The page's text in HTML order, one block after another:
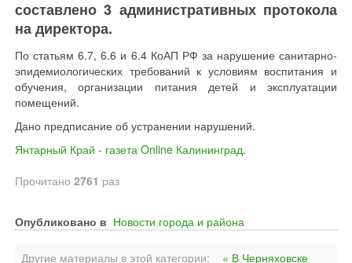
составлено 3 административных протокола
на директора.
По статьям 6.7, 6.6 и 6.4 КоАП РФ за нарушение санитарно-
эпидемиологических требований к условиям воспитания и
обучения, организации питания детей и эксплуатации
помещений.
Дано предписание об устранении нарушений.
Янтарный Край - газета Online Калининград.
Прочитано 2761 раз
Опубликовано в Новости города и района
Другие материалы в этой категории: « В Черняховске